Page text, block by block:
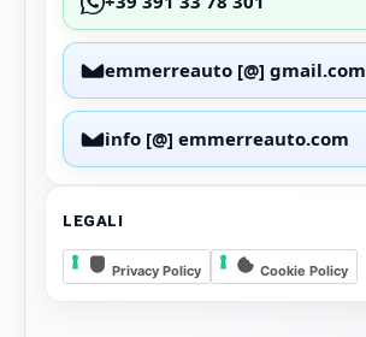
emmerreauto [@] gmail.com
info [@] emmerreauto.com
LEGALI
Privacy Policy Cookie Policy